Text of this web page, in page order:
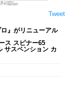
Tweet
』がリニューアル
ス スピナー65
サスペンション カ